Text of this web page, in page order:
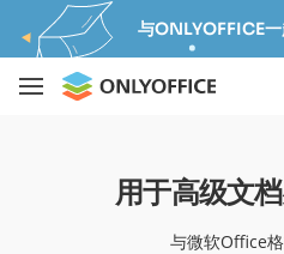
与ONLYOFFICE一
用于高级文
与微软Office